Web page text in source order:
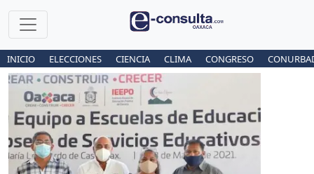
INICIO ELECCIONES CIENCIA CLIMA CONGRESO